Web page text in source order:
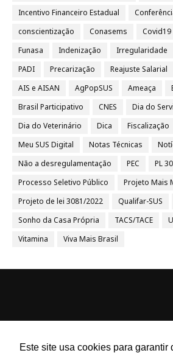
Este site usa cookies para garantir
Incentivo Financeiro Estadual
conscientização
Conasems Covid19
Funasa
Indenização Irregularidade
PADI
Precarização Reajuste Salarial
AIS e AISAN
AgPopSUS Ameaça
Brasil Participativo
CNES
Dia do
Dia do Veterinário
Dica Fiscalização
Meu SUS Digital
Notas Técnicas
Não a desregulamentação
PEC PL
Processo Seletivo Público
Projeto Mais
Projeto de lei 3081/2022
Qualifar-SUS
Sonho da Casa Própria
TACS/TACE
Vitamina
Viva Mais Brasil